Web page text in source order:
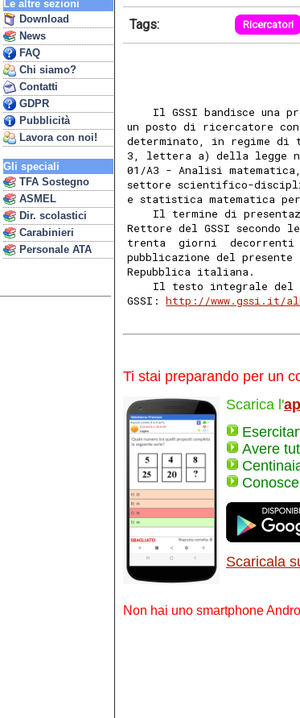
Le altre sezioni
Download
News
FAQ
Chi siamo?
Contatti
GDPR
Pubblicità
Lavora con noi!
Gli speciali
TFA Sostegno
ASMEL
Dir. scolastici
Carabinieri
Personale ATA
Tags: Ricercatori
Il GSSI bandisce una
un posto di ricercatore
determinato, in regime di
3, lettera a) della legge
01/A3 - Analisi
settore scientifico-
e statistica matematica
Il termine di
Rettore del GSSI
trenta  giorni
pubblicazione del
Repubblica italiana.
Il testo integrale del
GSSI: http://www.gssi.it/
Ti stai preparando per un
Scarica l'
Avere
Scaricala
Non hai uno smartphone